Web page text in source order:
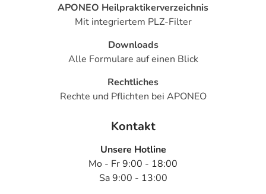
Für die Information an dieser Stelle werden vor allem
Nebenwirkungen berücksichtigt, die bei mindestens
einem von 1.000 behandelten Patienten auftreten.
Dosierungsempfehlung:
Erwachsene
APONEO Heilpraktikerverzeichnis
Mit integriertem PLZ-Filter
Downloads
Alle Formulare auf einen Blick
Rechtliches
Rechte und Pflichten bei APONEO
Kontakt
Unsere Hotline
Mo - Fr 9:00 - 18:00
Sa 9:00 - 13:00